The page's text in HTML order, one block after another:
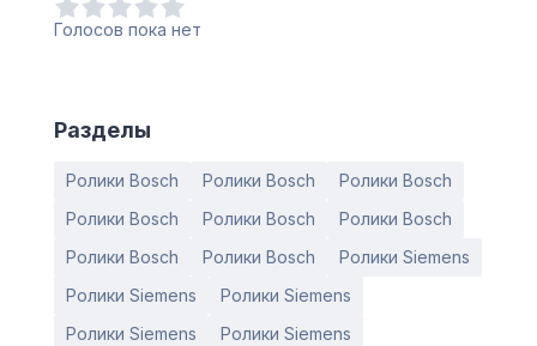
Голосов пока нет
Разделы
Ролики Bosch Ролики Bosch
Ролики Bosch
Ролики Bosch
Ролики Bosch
Ролики Bosch
Ролики Bosch
Ролики Bosch
Ролики Siemens
Ролики Siemens
Ролики Siemens
Ролики Siemens
Ролики Siemens